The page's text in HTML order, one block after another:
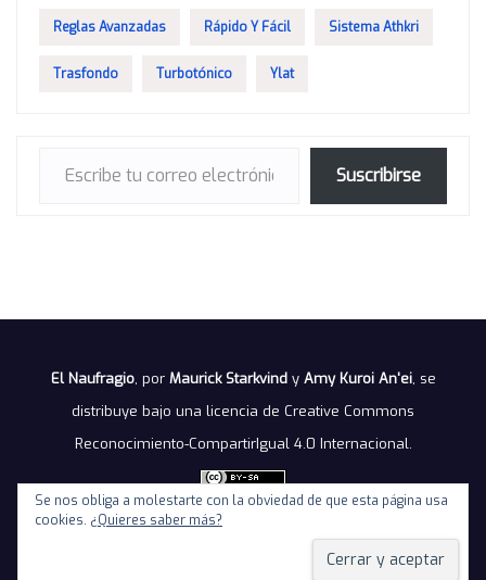
Reglas Avanzadas Rápido Y Fácil Sistema Athkri
Trasfondo Turbotónico Ylat
Suscribirse
El Naufragio, por Maurick Starkvindy Amy Kuroi An'ei, se
distribuye bajo una licencia de Creative Commons
Reconocimiento-CompartirIgual 4.0 Internacional.
Política de privacidad
Se nos obliga a molestarte con la obviedad de que esta página usa
cookies. ¿Quieres saber más?